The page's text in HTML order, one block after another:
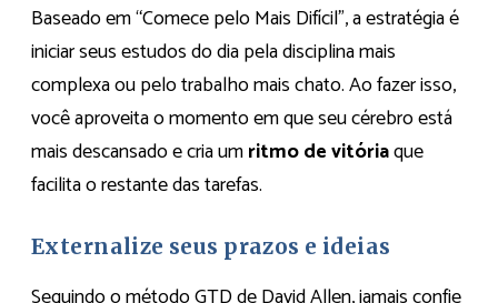
Baseado em “Comece pelo Mais Difícil”, a estratégia é
iniciar seus estudos do dia pela disciplina mais
complexa ou pelo trabalho mais chato. Ao fazer isso,
você aproveita o momento em que seu cérebro está
mais descansado e cria umritmo de vitóriaque
facilita o restante das tarefas.
Externalize seus prazos e ideias